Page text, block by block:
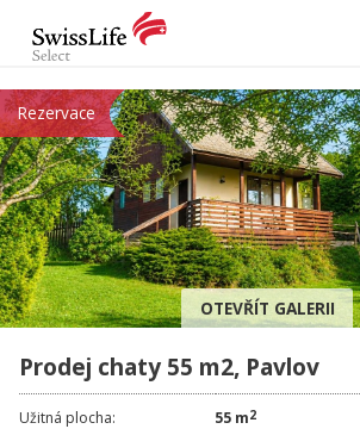
NABÍDKA NEMOVITOSTÍ
CHCI PRODAT / PRONAJMOUT
HLÍDAT NOVÉ NABÍDKY
CHCI OCENIT NEMOVITOST
O NÁS
REFERENCE
SLUŽBY
Rezervace
OTEVŘÍT GALERII
Prodej chaty 55 m2, Pavlov
Užitná plocha: 55 m2